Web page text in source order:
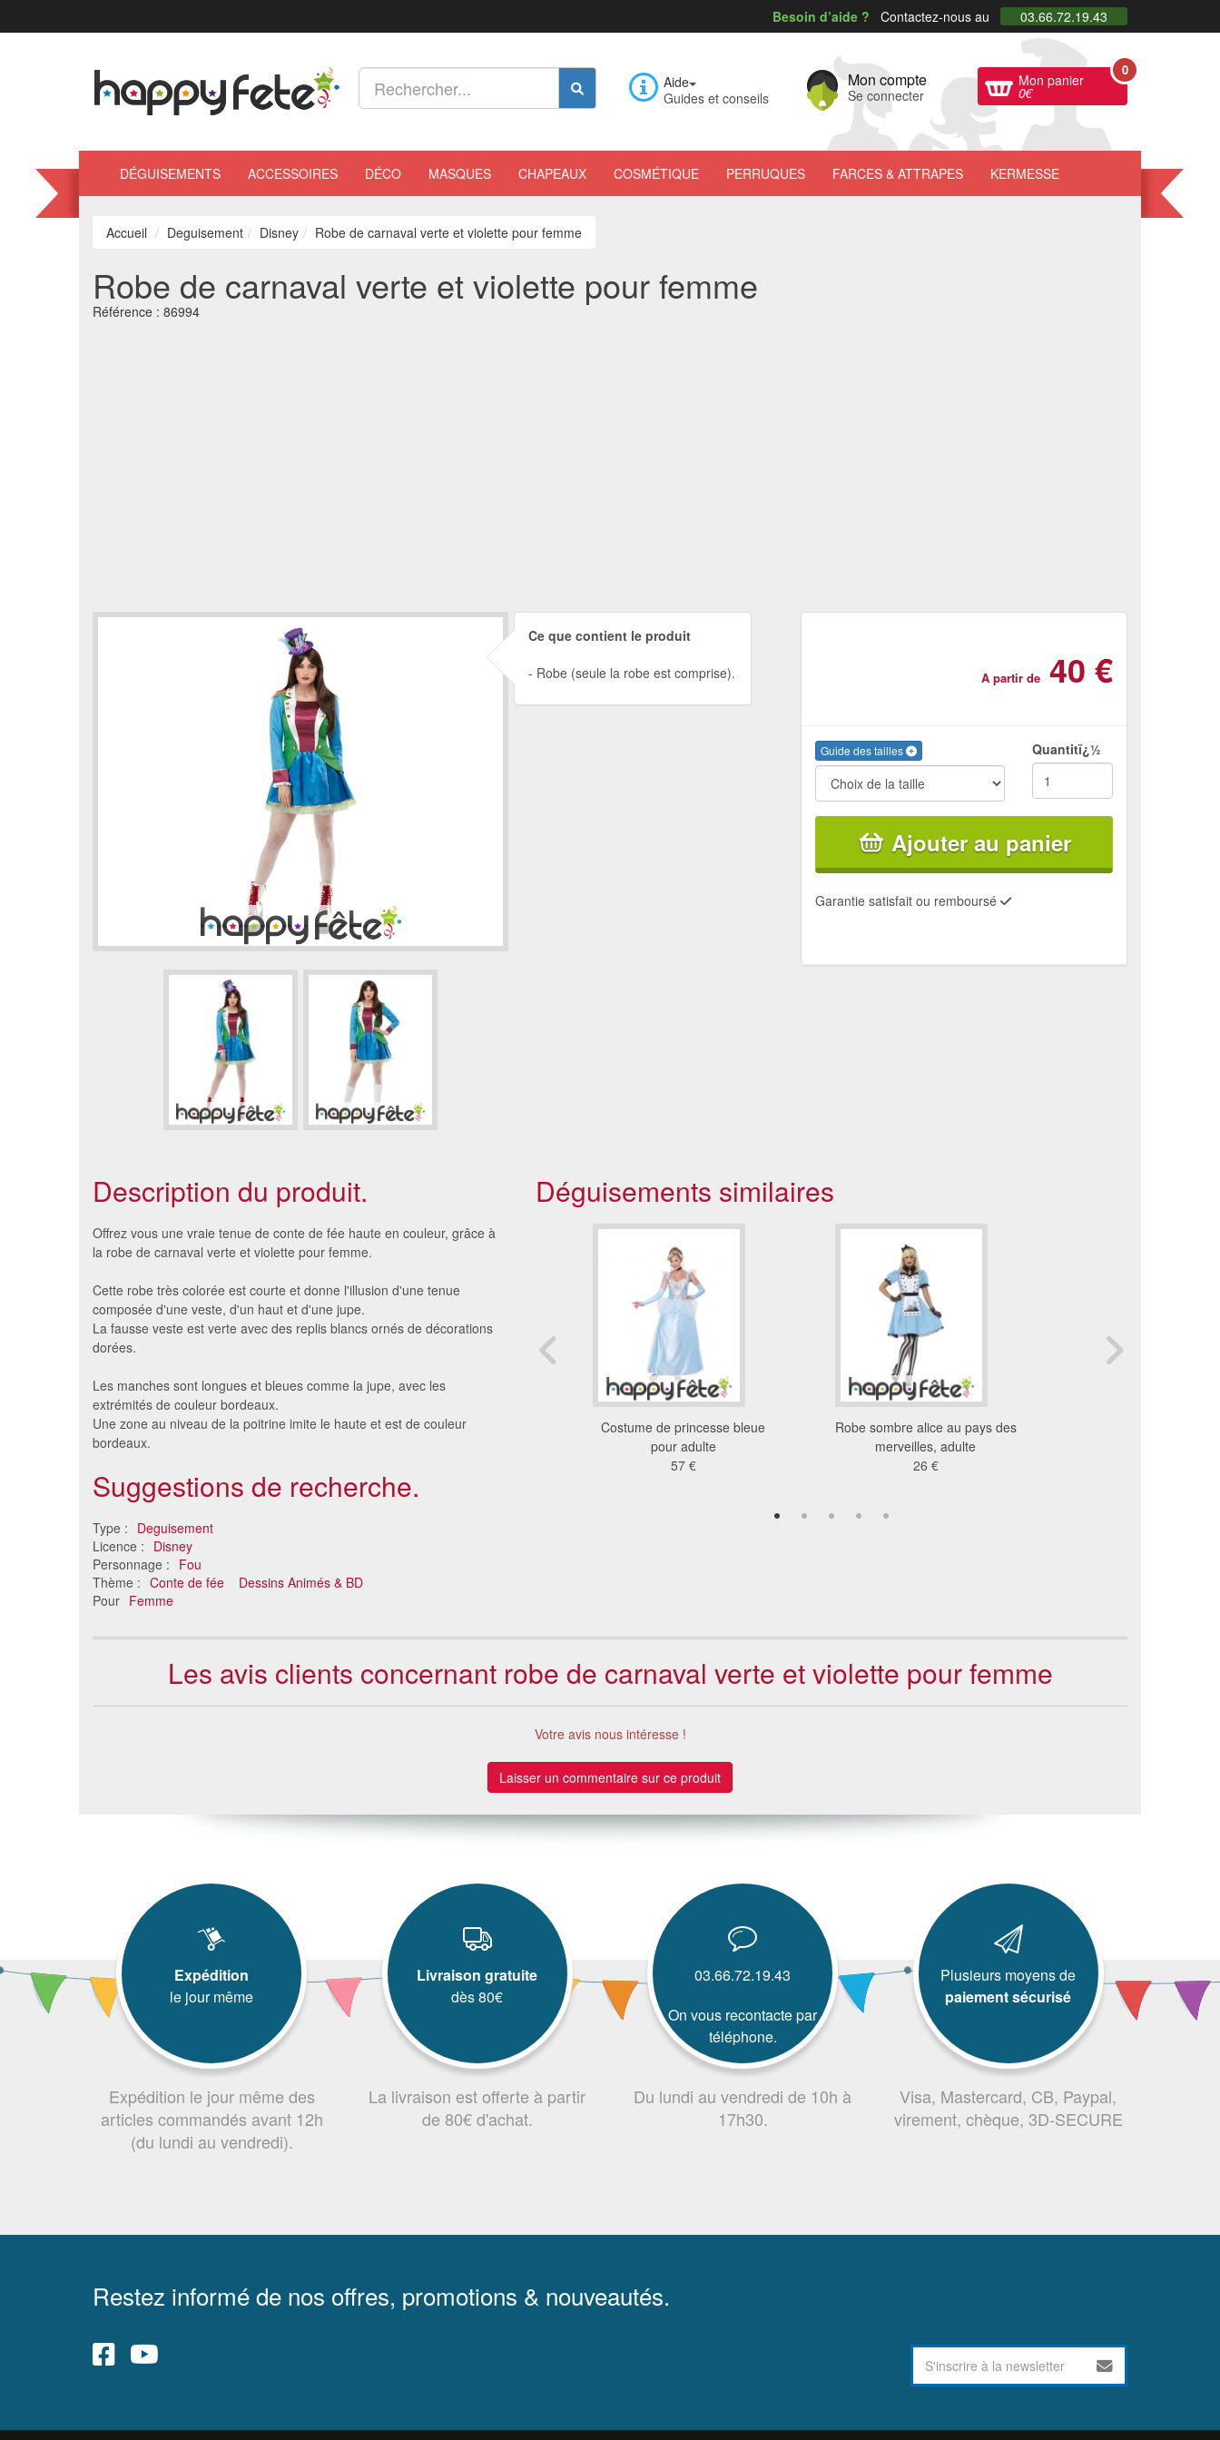
Besoin d’aide ? Contactez-nous au 03.66.72.19.43
Aide
Guides et conseils
Mon compte
Se connecter
Mon panier
0€
0
DÉGUISEMENTS ACCESSOIRES DÉCO MASQUES CHAPEAUX COSMÉTIQUE PERRUQUES FARCES & ATTRAPES KERMESSE
Accueil Deguisement Disney Robe de carnaval verte et violette pour femme
Robe de carnaval verte et violette pour femme
Référence : 86994
Ce que contient le produit
Robe (seule la robe est comprise). A partir de 40 €
Guide des tailles Quantitï¿½
Ajouter au panier
Garantie satisfait ou remboursé
Description du produit.
Offrez vous une vraie tenue de conte de fée haute en couleur, grâce à
la robe de carnaval verte et violette pour femme.
Cette robe très colorée est courte et donne l'illusion d'une tenue
composée d'une veste, d'un haut et d'une jupe.
La fausse veste est verte avec des replis blancs ornés de décorations
dorées.
Les manches sont longues et bleues comme la jupe, avec les
extrémités de couleur bordeaux.
Une zone au niveau de la poitrine imite le haute et est de couleur
bordeaux.
Suggestions de recherche.
Type : Deguisement
Licence : Disney
Personnage : Fou
Thème : Conte de fée
Dessins Animés & BD
Pour Femme
Déguisements similaires
Déguisement robe courte de
Belle princesse, adulte
Déguisement fée clochette
Costume de princesse bleue
pour adulte
57 €
Robe sombre alice au pays des
merveilles, adulte
26 €
Les avis clients concernant robe de carnaval verte et violette pour femme
Votre avis nous intéresse !
Laisser un commentaire sur ce produit
Expédition
le jour même
Expédition le jour même des
articles commandés avant 12h
(du lundi au vendredi).
Livraison gratuite
dès 80€
La livraison est offerte à partir
de 80€ d'achat.
03.66.72.19.43
On vous recontacte par
téléphone.
Du lundi au vendredi de 10h à
17h30.
Plusieurs moyens de
paiement sécurisé
Visa, Mastercard, CB, Paypal,
virement, chèque, 3D-SECURE
Restez informé de nos offres, promotions & nouveautés.